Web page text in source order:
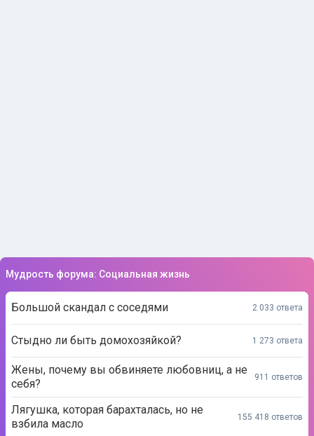
Мудрость форума: Социальная жизнь
Большой скандал с соседями 2 033 ответа
Стыдно ли быть домохозяйкой? 1 273 ответа
Жены, почему вы обвиняете любовниц, а не
себя?
911 ответов
Лягушка, которая барахталась, но не
взбила масло
155 418 ответов